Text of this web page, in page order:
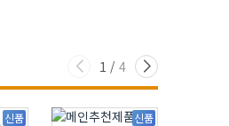
1 / 4
신품 신품